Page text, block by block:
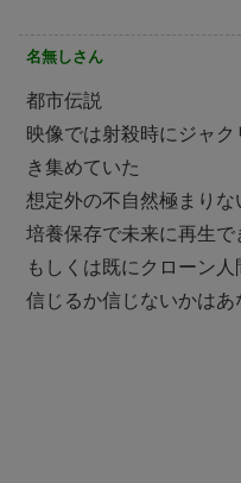
名無しさん
都市伝説
映像では射殺時にジャ
き集めていた
想定外の不自然極まりな
培養保存で未来に再生
もしくは既にクローン
信じるか信じないかはあ